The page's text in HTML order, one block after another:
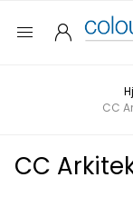
CC
CC